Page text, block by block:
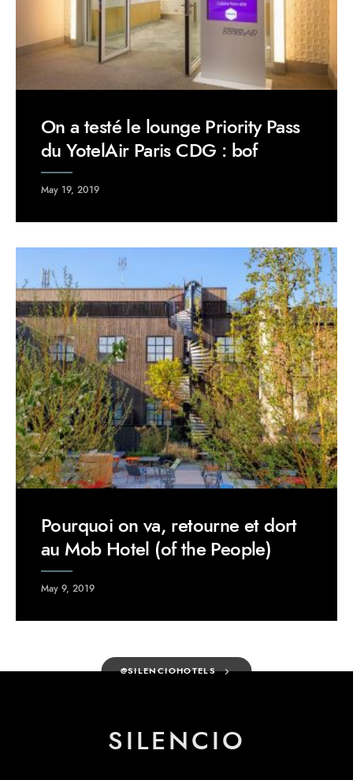
On a testé le lounge Priority Pass
du YotelAir Paris CDG : bof
May 19, 2019
Pourquoi on va, retourne et dort
au Mob Hotel (of the People)
May 9, 2019
@SILENCIOHOTELS
SILENCIO